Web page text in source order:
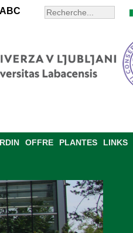
ABC
OFFRE PLANTES LINKS